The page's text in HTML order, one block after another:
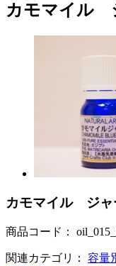
カモマイル
カモマイル ジャ
商品コード：
関連カテゴリ： 容量